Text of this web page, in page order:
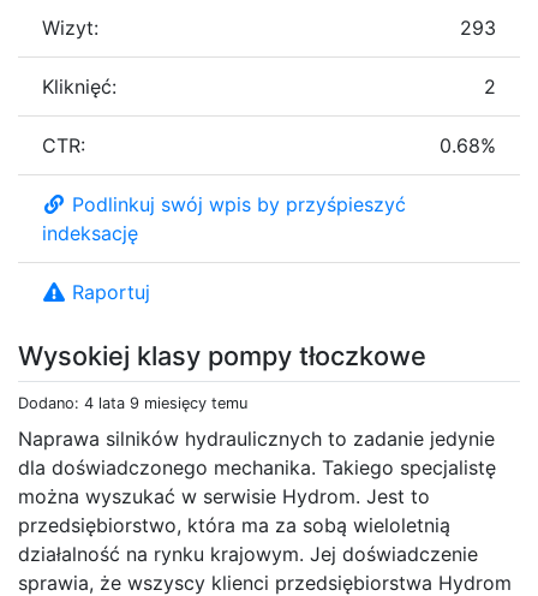
Wysokiej klasy pompy tłoczkowe
Dodano: 4 lata 9 miesięcy temu
Naprawa silników hydraulicznych to zadanie jedynie
dla doświadczonego mechanika. Takiego specjalistę
można wyszukać w serwisie Hydrom. Jest to
przedsiębiorstwo, która ma za sobą wieloletnią
działalność na rynku krajowym. Jej doświadczenie
sprawia, że wszyscy klienci przedsiębiorstwa Hydrom
Wizyt: 293
Kliknięć: 2
CTR: 0.68%
Podlinkuj swój wpis by przyśpieszyć
indeksację
Raportuj